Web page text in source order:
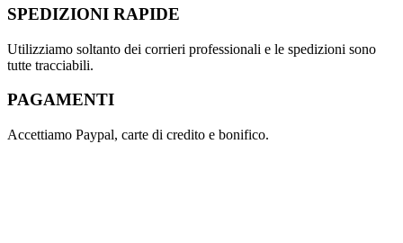
SPEDIZIONI RAPIDE
Utilizziamo soltanto dei corrieri professionali e le spedizioni sono
tutte tracciabili.
PAGAMENTI
Accettiamo Paypal, carte di credito e bonifico.